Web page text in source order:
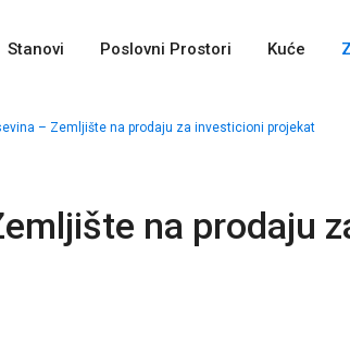
Stanovi Poslovni Prostori Kuće
– Zemljište na prodaju za investicioni projekat
na prodaju